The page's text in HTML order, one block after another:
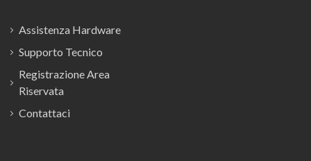
Assistenza Hardware
Supporto Tecnico
Registrazione Area
Riservata
Contattaci